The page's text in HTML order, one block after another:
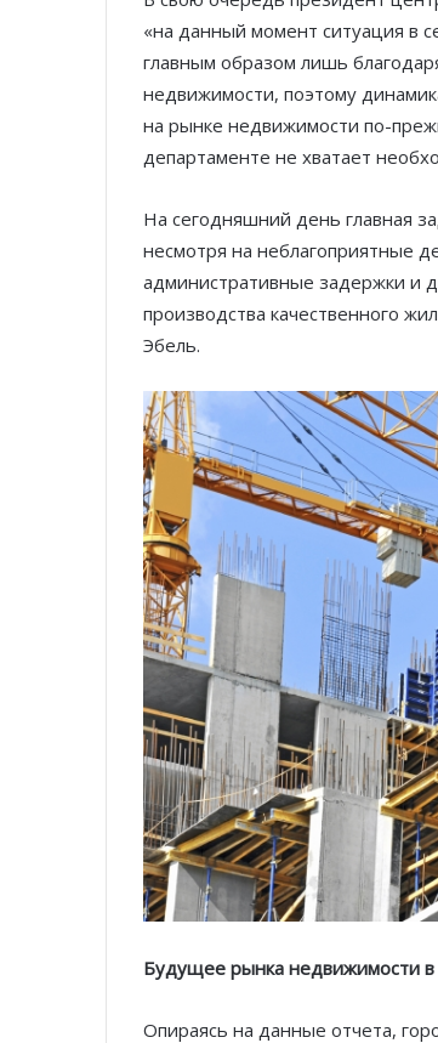
«на данный момент ситуация в
главным образом лишь
недвижимости, поэтому
на рынке недвижимости по-
департаменте не хватает
На сегодняшний день главная
несмотря на неблагоприятные
административные задержки и
производства качественного
Эбель.
Будущее рынка недвижимости в
Опираясь на данные отчета,